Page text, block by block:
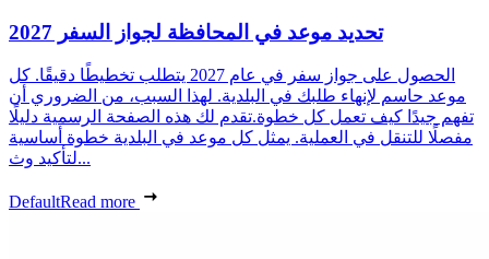
تحديد موعد في المحافظة لجواز السفر 2027
الحصول على جواز سفر في عام 2027 يتطلب تخطيطًا دقيقًا. كل
موعد حاسم لإنهاء طلبك في البلدية. لهذا السبب، من الضروري أن
تفهم جيدًا كيف تعمل كل خطوة.تقدم لك هذه الصفحة الرسمية دليلًا
مفصلًا للتنقل في العملية. يمثل كل موعد في البلدية خطوة أساسية
لتأكيد وث...
DefaultRead more